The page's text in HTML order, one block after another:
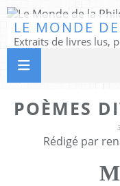
POÈMES
Rédigé par